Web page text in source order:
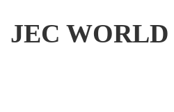
JEC WORLD